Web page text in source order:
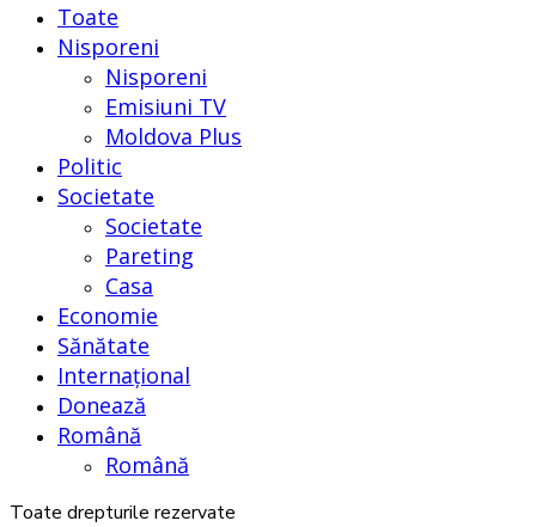
Toate
Nisporeni
Nisporeni
Emisiuni TV
Moldova Plus
Politic
Societate
Societate
Pareting
Casa
Economie
Sănătate
Internațional
Donează
Română
Română
Toate drepturile rezervate